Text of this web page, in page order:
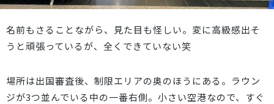
名前もさることながら、見た目も怪しい。変に高級感出そ
うと頑張っているが、全くできていない笑
場所は出国審査後、制限エリアの奥のほうにある。ラウン
ジが3つ並んでいる中の一番右側。小さい空港なので、すぐ